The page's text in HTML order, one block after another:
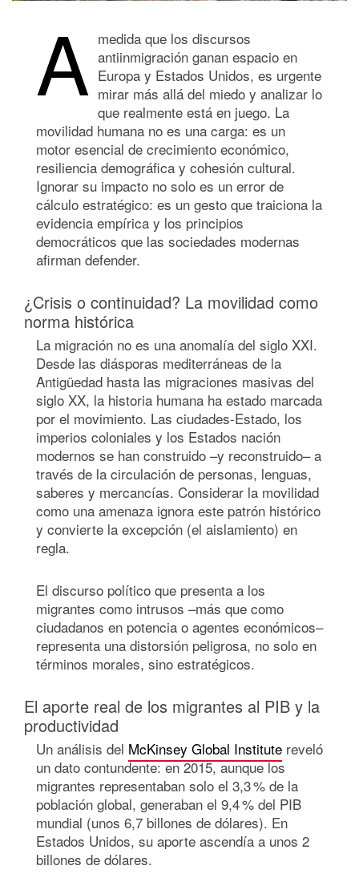
A medida que los discursos
antiinmigración ganan espacio en
Europa y Estados Unidos, es urgente
mirar más allá del miedo y analizar lo
que realmente está en juego. La
movilidad humana no es una carga: es un
motor esencial de crecimiento económico,
resiliencia demográfica y cohesión cultural.
Ignorar su impacto no solo es un error de
cálculo estratégico: es un gesto que traiciona la
evidencia empírica y los principios
democráticos que las sociedades modernas
afirman defender.
¿Crisis o continuidad? La movilidad como
norma histórica
La migración no es una anomalía del siglo XXI.
Desde las diásporas mediterráneas de la
Antigüedad hasta las migraciones masivas del
siglo XX, la historia humana ha estado marcada
por el movimiento. Las ciudades-Estado, los
imperios coloniales y los Estados nación
modernos se han construido –y reconstruido– a
través de la circulación de personas, lenguas,
saberes y mercancías. Considerar la movilidad
como una amenaza ignora este patrón histórico
y convierte la excepción (el aislamiento) en
regla.
El discurso político que presenta a los
migrantes como intrusos –más que como
ciudadanos en potencia o agentes económicos–
representa una distorsión peligrosa, no solo en
términos morales, sino estratégicos.
El aporte real de los migrantes al PIB y la
productividad
Un análisis del McKinsey Global Institute reveló
un dato contundente: en 2015, aunque los
migrantes representaban solo el 3,3 % de la
población global, generaban el 9,4 % del PIB
mundial (unos 6,7 billones de dólares). En
Estados Unidos, su aporte ascendía a unos 2
billones de dólares.